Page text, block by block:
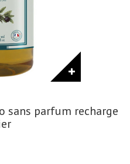
sans parfum recharge